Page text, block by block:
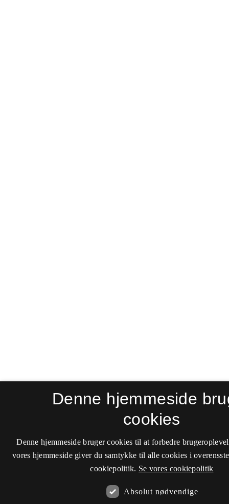
Denne hjemmeside
cookies
Denne hjemmeside bruger cookies til at forbedre
vores hjemmeside giver du samtykke til alle cookies i
cookiepolitik. Se vores cookiepolitik
Absolut nødvendige